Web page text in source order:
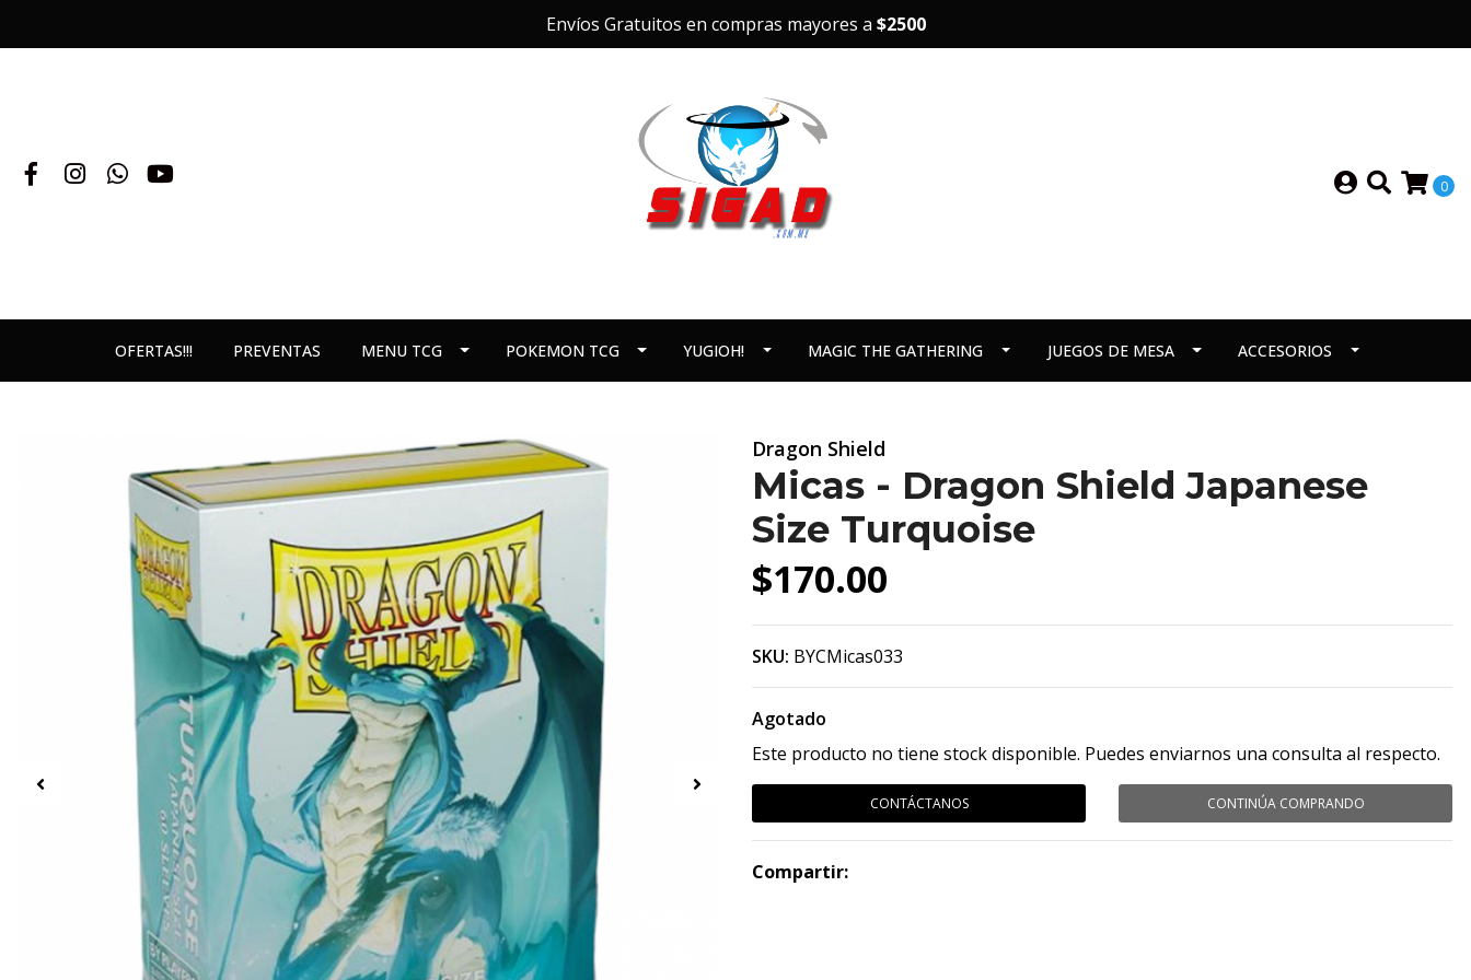
Envíos Gratuitos en compras mayores a $2500
0
OFERTAS!!! PREVENTAS MENU TCG POKEMON TCG YUGIOH! MAGIC THE GATHERING JUEGOS DE MESA ACCESORIOS
Dragon Shield
Micas - Dragon Shield Japanese
Size Turquoise
$170.00
SKU: BYCMicas033
Agotado
Este producto no tiene stock disponible. Puedes enviarnos una consulta al respecto.
CONTÁCTANOS CONTINÚA COMPRANDO
Compartir: